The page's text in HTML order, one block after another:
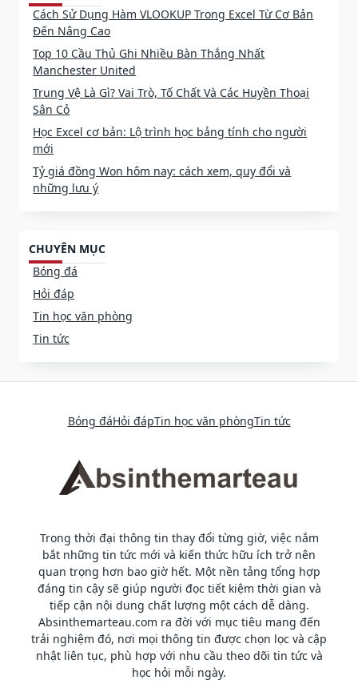
Cách Sử Dụng Hàm VLOOKUP Trong Excel Từ Cơ Bản
Đến Nâng Cao
Top 10 Cầu Thủ Ghi Nhiều Bàn Thắng Nhất
Manchester United
Trung Vệ Là Gì? Vai Trò, Tố Chất Và Các Huyền Thoại
Sân Cỏ
Học Excel cơ bản: Lộ trình học bảng tính cho người
mới
Tỷ giá đồng Won hôm nay: cách xem, quy đổi và
những lưu ý
CHUYÊN MỤC
Bóng đá
Hỏi đáp
Tin học văn phòng
Tin tức
Bóng đáHỏi đápTin học văn phòngTin tức
Trong thời đại thông tin thay đổi từng giờ, việc nắm
bắt những tin tức mới và kiến thức hữu ích trở nên
quan trọng hơn bao giờ hết. Một nền tảng tổng hợp
đáng tin cậy sẽ giúp người đọc tiết kiệm thời gian và
tiếp cận nội dung chất lượng một cách dễ dàng.
Absinthemarteau.com ra đời với mục tiêu mang đến
trải nghiệm đó, nơi mọi thông tin được chọn lọc và cập
nhật liên tục, phù hợp với nhu cầu theo dõi tin tức và
học hỏi mỗi ngày.